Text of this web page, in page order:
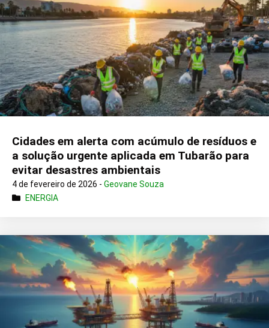
Cidades em alerta com acúmulo de resíduos e
a solução urgente aplicada em Tubarão para
evitar desastres ambientais
4 de fevereiro de 2026 - Geovane Souza
ENERGIA